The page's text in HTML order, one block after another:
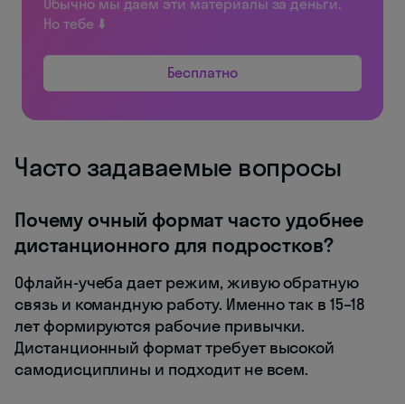
Но тебе ⬇️
Бесплатно
Часто задаваемые вопросы
Почему очный формат часто удобнее
дистанционного для подростков?
Офлайн-учеба дает режим, живую обратную
связь и командную работу. Именно так в 15–18
лет формируются рабочие привычки.
Дистанционный формат требует высокой
самодисциплины и подходит не всем.